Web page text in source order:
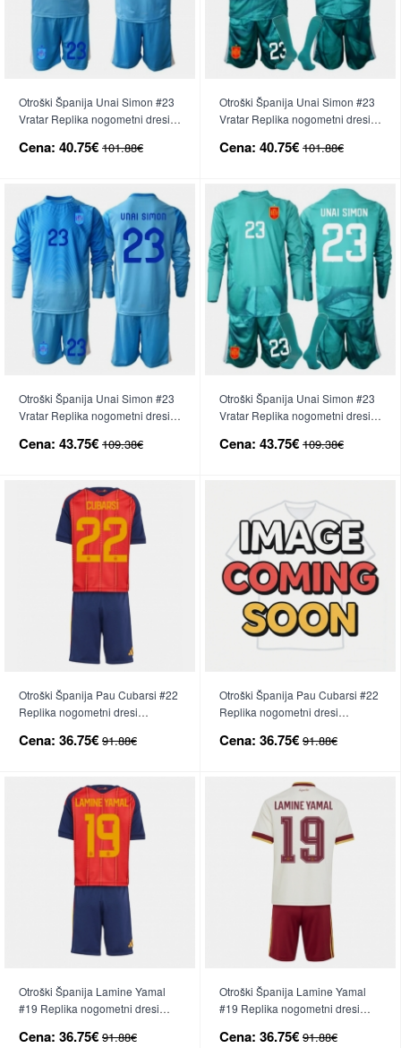
Otroški Španija Unai Simon #23
Vratar Replika nogometni dresi
Rokav (+ hlače)
Cena: 40.75€ 101.88€
Otroški Španija Unai Simon #23
Vratar Replika nogometni dresi
Kratek Rokav (+ hlače)
Cena: 40.75€ 101.88€
Otroški Španija Unai Simon #23
Vratar Replika nogometni dresi
Rokav (+ hlače)
Cena: 43.75€ 109.38€
Otroški Španija Unai Simon #23
Vratar Replika nogometni dresi
Dolgi Rokav (+ hlače)
Cena: 43.75€ 109.38€
Otroški Španija Pau Cubarsi #22
Replika nogometni dresi
Rokav (+ hlače)
Cena: 36.75€ 91.88€
Otroški Španija Pau Cubarsi #22
Replika nogometni dresi
Kratek Rokav (+ hlače)
Cena: 36.75€ 91.88€
Otroški Španija Lamine Yamal
#19 Replika nogometni dresi
Rokav (+ hlače)
Cena: 36.75€ 91.88€
Otroški Španija Lamine Yamal
#19 Replika nogometni dresi
Kratek Rokav (+ hlače)
Cena: 36.75€ 91.88€